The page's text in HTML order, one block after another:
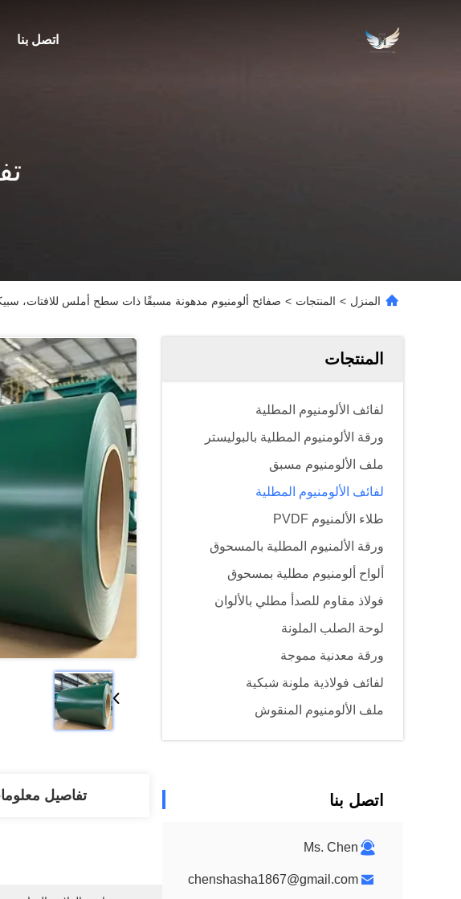
اتصل بنا
المنزل > المنتجات > صفائح ألومنيوم مدهونة مسبقًا ذات سطح أملس للافتات، سبيكة
المنتجات
لفائف الألومنيوم المطلية
ورقة الألومنيوم المطلية بالبوليستر
ملف الألومنيوم مسبق
لفائف الألومنيوم المطلية
طلاء الألمنيوم PVDF
ورقة الألمنيوم المطلية بالمسحوق
ألواح ألومنيوم مطلية بمسحوق
فولاذ مقاوم للصدأ مطلي بالألوان
لوحة الصلب الملونة
ورقة معدنية مموجة
لفائف فولاذية ملونة شبكية
ملف الألومنيوم المنقوش
اتصل بنا
Ms. Chen
chenshasha1867@gmail.com
تفاصيل